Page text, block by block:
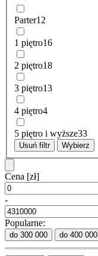
Parter12
1 piętro16
2 piętro18
3 piętro13
4 piętro4
5 piętro i wyższe33
Usuń filtr Wybierz
Cena [zł]
-
Popularne:
do 300 000 do 400 000